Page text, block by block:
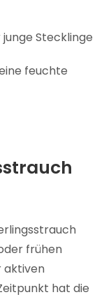
Stecklinge
feuchte
frühen
aktiven
hat die